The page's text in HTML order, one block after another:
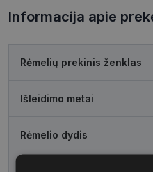
Informacija apie
Rėmelių prekinis ženklas
Išleidimo metai
Rėmelio dydis